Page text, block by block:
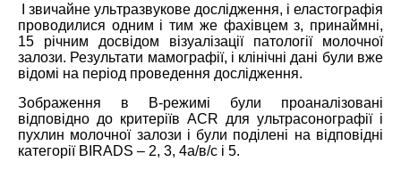
І звичайне ультразвукове дослідження, і еластографія
проводилися одним і тим же фахівцем з, принаймні,
15 річним досвідом візуалізації патології молочної
залози. Результати мамографії, і клінічні дані були вже
відомі на період проведення дослідження.
Зображення в В-режимі були проаналізовані
відповідно до критеріїв ACR для ультрасонографії і
пухлин молочної залози і були поділені на відповідні
категорії BIRADS – 2, 3, 4а/в/с і 5.